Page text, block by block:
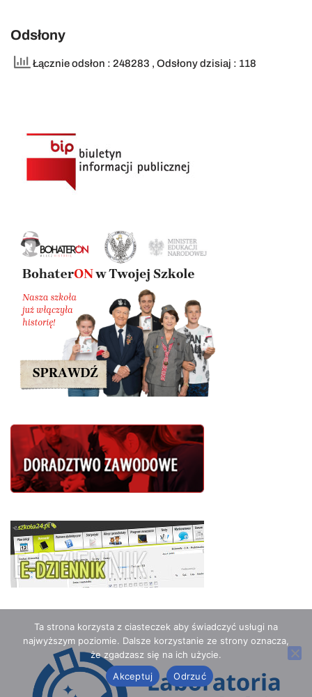
Odsłony
Łącznie odsłon : 248283 , Odsłony dzisiaj : 118
Ta strona korzysta z ciasteczek aby świadczyć usługi na
najwyższym poziomie. Dalsze korzystanie ze strony oznacza,
że zgadzasz się na ich użycie.
Akceptuj
Odrzuć